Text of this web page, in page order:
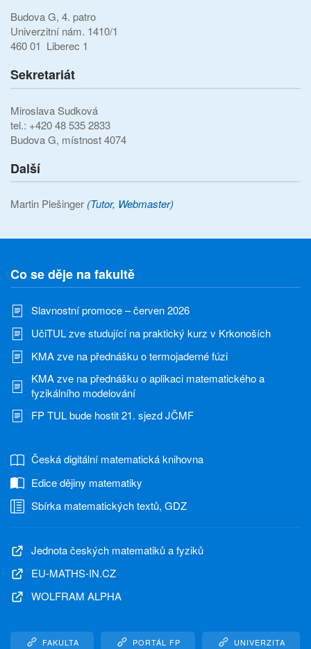
Budova G, 4. patro
Univerzitní nám. 1410/1
460 01 Liberec 1
Sekretariát
Miroslava Sudková
tel.: +420 48 535 2833
Budova G, místnost 4074
Další
Martin Plešinger (Tutor, Webmaster)
Co se děje na fakultě
Slavnostní promoce – červen 2026
UčiTUL zve studující na praktický kurz v Krkonoších
KMA zve na přednášku o termojaderné fúzi
KMA zve na přednášku o aplikaci matematického a
fyzikálního modelování
FP TUL bude hostit 21. sjezd JČMF
Česká digitální matematická knihovna
Edice dějiny matematiky
Sbírka matematických textů, GDZ
Jednota českých matematiků a fyziků
EU-MATHS-IN.CZ
WOLFRAM ALPHA
FAKULTA PORTÁL FP UNIVERZITA